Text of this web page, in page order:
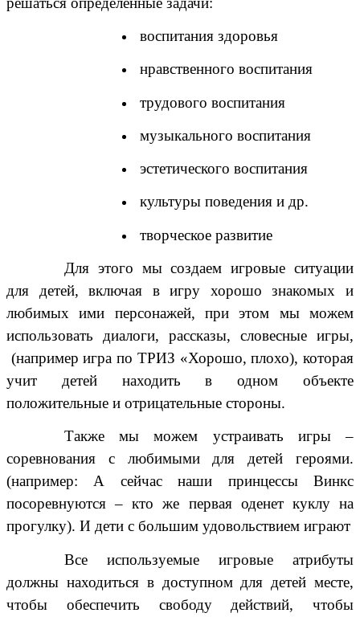
воспитания здоровья
нравственного воспитания
трудового воспитания
музыкального воспитания
эстетического воспитания
культуры поведения и др.
творческое развитие
Для этого мы создаем игровые ситуации
для детей, включая в игру хорошо знакомых и
любимых ими персонажей, при этом мы можем
использовать диалоги, рассказы, словесные игры,
(например игра по ТРИЗ «Хорошо, плохо), которая
учит детей находить в одном объекте
положительные и отрицательные стороны.
Также мы можем устраивать игры –
соревнования с любимыми для детей героями.
(например: А сейчас наши принцессы Винкс
посоревнуются – кто же первая оденет куклу на
прогулку). И дети с большим удовольствием играют
Все используемые игровые атрибуты
должны находиться в доступном для детей месте,
чтобы обеспечить свободу действий, чтобы